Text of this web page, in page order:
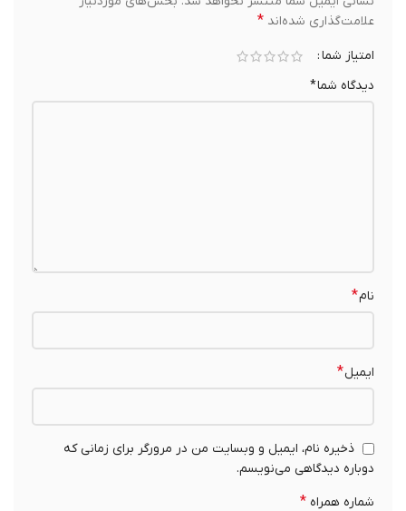
علامت‌گذاری شده‌اند*
امتیاز شما
دیدگاه شما*
ایمیل*
ذخیره نام، ایمیل و وبسایت من در مرورگر برای زمانی که
دوباره دیدگاهی می‌نویسم.
شماره همراه*